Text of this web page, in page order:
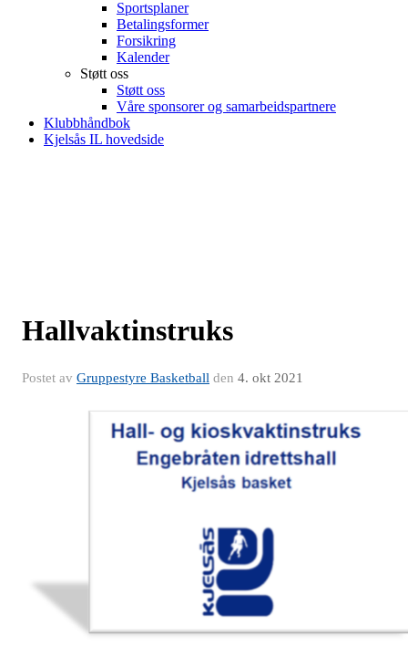
Sportsplaner
Betalingsformer
Forsikring
Kalender
Støtt oss
Støtt oss
Våre sponsorer og samarbeidspartnere
Klubbhåndbok
Kjelsås IL hovedside
Hallvaktinstruks
Postet av Gruppestyre Basketball den 4. okt 2021